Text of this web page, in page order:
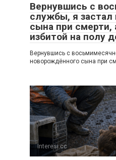
Вернувшись с
службы, я
сына при
избитой на полу
Вернувшись с
новорождённого сына при
Interesi.cc